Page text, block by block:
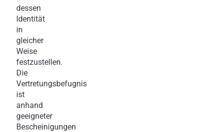
dessen
Identität
in
gleicher
Weise
festzustellen.
Die
Vertretungsbefugnis
ist
anhand
geeigneter
Bescheinigungen